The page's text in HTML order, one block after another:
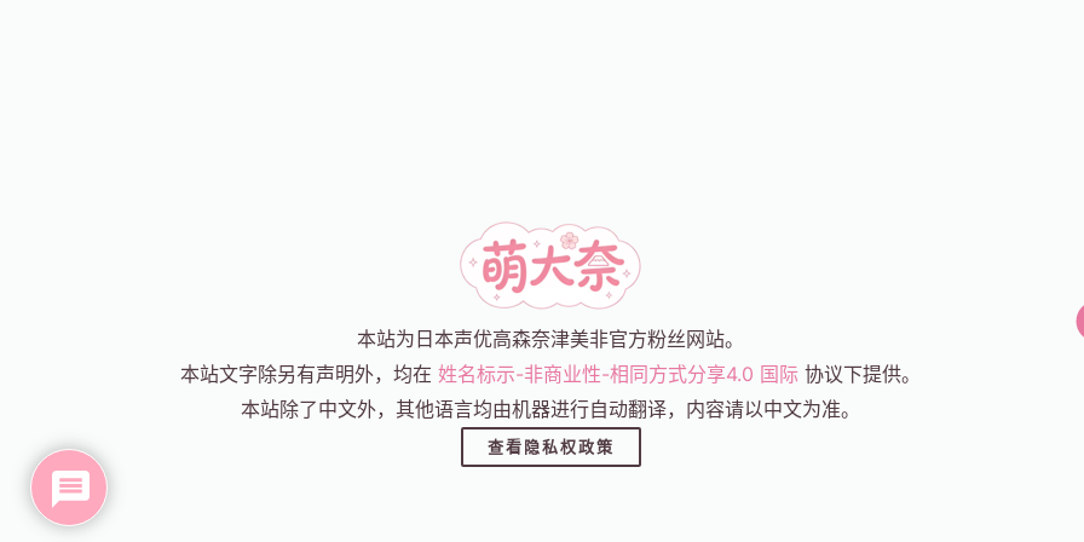
本站为日本声优高森奈津美非官方粉丝网站。
本站文字除另有声明外，均在姓名标示-非商业性-相同方式分享4.0 国际 协议下提供。
本站除了中文外，其他语言均由机器进行自动翻译，内容请以中文为准。
查看隐私权政策